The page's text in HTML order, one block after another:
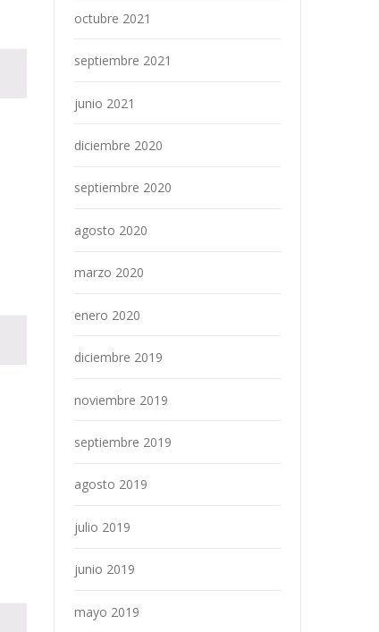
octubre 2021
septiembre 2021
junio 2021
diciembre 2020
septiembre 2020
agosto 2020
marzo 2020
enero 2020
diciembre 2019
noviembre 2019
septiembre 2019
agosto 2019
julio 2019
junio 2019
mayo 2019